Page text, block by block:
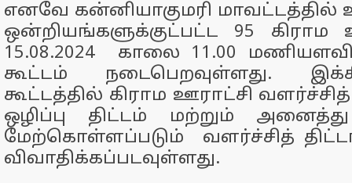
எனவே கன்னியாகுமரி மாவட்டத்தில்
ஒன்றியங்களுக்குட்பட்ட 95 கிராம
15.08.2024 காலை 11.00
கூட்டம் நடைபெறவுள்ளது.
கூட்டத்தில் கிராம ஊராட்சி
ஒழிப்பு திட்டம் மற்றும்
மேற்கொள்ளப்படும் வளர்ச்சித்
விவாதிக்கப்படவுள்ளது.